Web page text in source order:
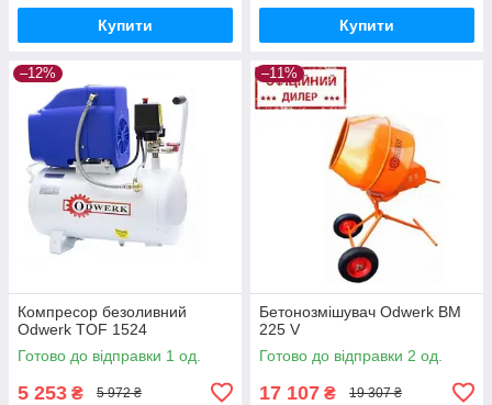
Купити Купити
–12%
Компресор безоливний
Odwerk TOF 1524
Готово до відправки 1 од.
5 253 ₴ 5 972 ₴
–11%
Бетонозмішувач Odwerk BM
225 V
Готово до відправки 2 од.
17 107 ₴ 19 307 ₴